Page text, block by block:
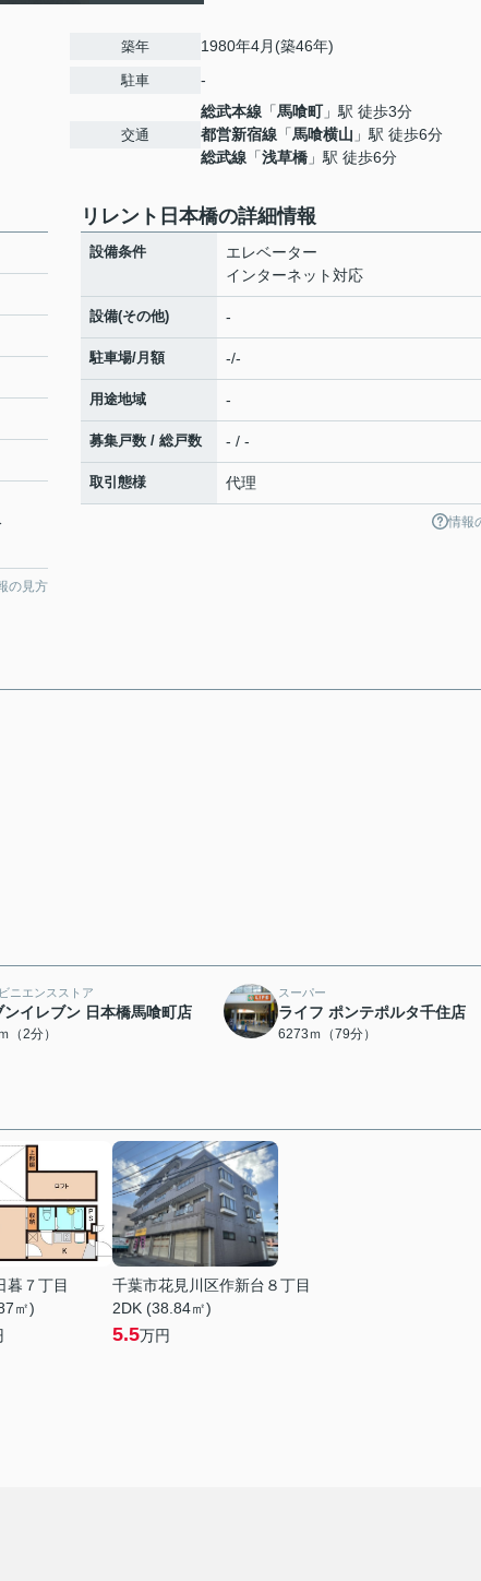
築年 1980年4月(築46年)
駐車 -
交通
総武本線 「馬喰町」駅 徒歩3分
都営新宿線 「馬喰横山 」駅 徒歩6分
総武線 「浅草橋 」駅 徒歩6分
の見方
リレント日本橋の詳細情報
設備条件
エレベーター
インターネット対応
設備(その他) -
駐車場/月額 -/-
用途地域 -
募集戸数 / 総戸数 - / -
取引態様 代理
情報
ニエンスストア
ンイレブン 日本橋馬喰町店
（2分）
スーパー
ライフ ポンテポルタ千住店
6273ｍ（79分）
暮７丁目
㎡)
千葉市花見川区作新台８丁目
2DK (38.84㎡)
5.5万円